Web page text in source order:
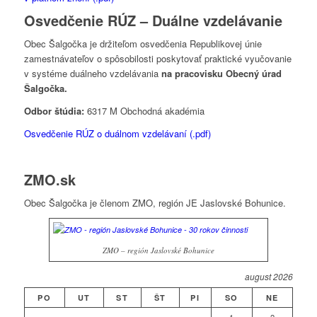
Osvedčenie RÚZ – Duálne vzdelávanie
Obec Šalgočka je držiteľom osvedčenia Republikovej únie
zamestnávateľov o spôsobilosti poskytovať praktické vyučovanie
v systéme duálneho vzdelávania na pracovisku Obecný úrad
Šalgočka.
Odbor štúdia:6317 M Obchodná akadémia
Osvedčenie RÚZ o duálnom vzdelávaní (.pdf)
ZMO.sk
Obec Šalgočka je členom ZMO, región JE Jaslovské Bohunice.
ZMO – región Jaslovské Bohunice
august 2026
PO UT ST ŠT PI SO NE